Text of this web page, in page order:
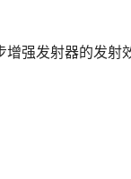
强发射器的发